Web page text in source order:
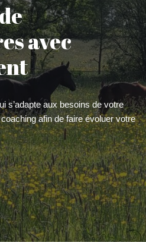
avec
s’adapte aux besoins de votre
afin de faire évoluer votre